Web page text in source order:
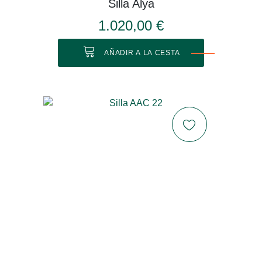
Silla Alya
1.020,00 €
AÑADIR A LA CESTA